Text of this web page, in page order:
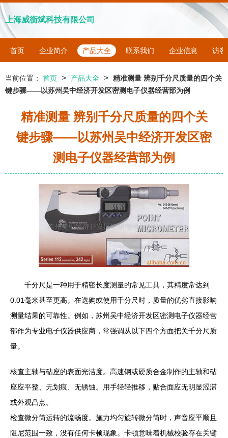
上海威衡斌科技有限公司
首页 企业简介 产品大全 联系我们 企业信息 访客
当前位置： 首页 > 产品大全 > 精准测量 辨别千分尺质量的四个关
键步骤——以苏州吴中经济开发区密测电子仪器经营部为例
精准测量 辨别千分尺质量的四个关
键步骤——以苏州吴中经济开发区密
测电子仪器经营部为例
千分尺是一种用于精密长度测量的常见工具，其精度常达到
0.01毫米甚至更高。在选购或使用千分尺时，质量的优劣直接影响
测量结果的可靠性。例如，苏州吴中经济开发区密测电子仪器经营
部作为专业电子仪器供应商，常强调从以下四个方面把关千分尺质
量。
核查主轴与砧座的表面光洁度。高速钢或硬质合金制作的主轴和砧
座应平整、无划痕、无锈蚀。用手轻轻推移，贴合面应无明显涩滞
或外观凸点。
检查微分筒运转的流畅度。施力均匀旋转微分筒时，声音应平顺且
阻尼范围一致，没有任何卡顿现象。卡顿意味着机械校验存在关键